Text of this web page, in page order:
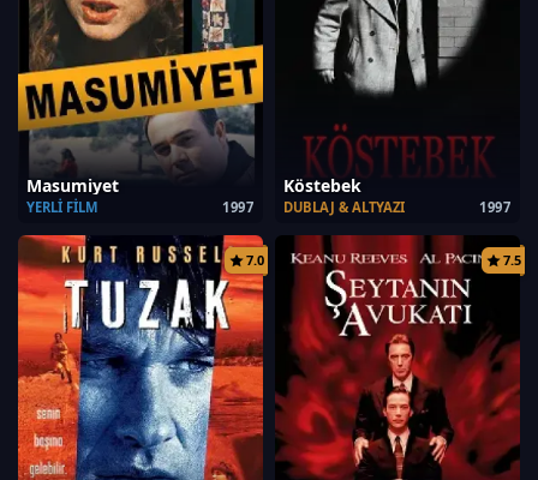
Masumiyet
1997
YERLI FILM
Köstebek
1997
DUBLAJ & ALTYAZI
7.0 7.5